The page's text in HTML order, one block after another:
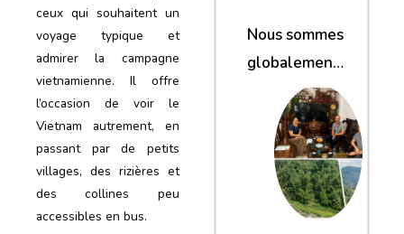
ceux qui souhaitent un
voyage typique et
admirer la campagne
vietnamienne. Il offre
l’occasion de voir le
Vietnam autrement, en
passant par de petits
villages, des rizières et
des collines peu
accessibles en bus.
Nous sommes
globalement
satisfaits du
voyage